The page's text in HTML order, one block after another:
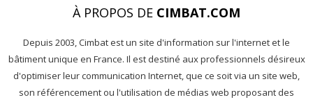
À PROPOS DE CIMBAT.COM
Depuis 2003, Cimbat est un site d'information sur l'internet et le
bâtiment unique en France. Il est destiné aux professionnels désireux
d'optimiser leur communication Internet, que ce soit via un site web,
son référencement ou l'utilisation de médias web proposant des